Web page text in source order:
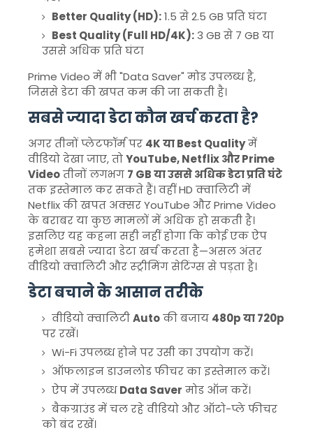
Better Quality (HD):1.5 से 2.5 GB प्रति घंटा
Best Quality (Full HD/4K):3 GB से 7 GB या
उससे अधिक प्रति घंटा
Prime Video में भी "Data Saver" मोड उपलब्ध है,
जिससे डेटा की खपत कम की जा सकती है।
सबसे ज्यादा डेटा कौन खर्च करता है?
अगर तीनों प्लेटफॉर्म पर 4K या Best Qualityमें
वीडियो देखा जाए, तोYouTube, Netflix और Prime
Videoतीनों लगभग 7 GB या उससे अधिक डेटा प्रति घंटे
तक इस्तेमाल कर सकते हैं। वहीं HD क्वालिटी में
Netflix की खपत अक्सर YouTube और Prime Video
के बराबर या कुछ मामलों में अधिक हो सकती है।
इसलिए यह कहना सही नहीं होगा कि कोई एक ऐप
हमेशा सबसे ज्यादा डेटा खर्च करता है—असल अंतर
वीडियो क्वालिटी और स्ट्रीमिंग सेटिंग्स से पड़ता है।
डेटा बचाने के आसान तरीके
वीडियो क्वालिटीAutoकी बजाय 480p या 720p
पर रखें।
Wi-Fi उपलब्ध होने पर उसी का उपयोग करें।
ऑफलाइन डाउनलोड फीचर का इस्तेमाल करें।
ऐप में उपलब्धData Saver मोड ऑन करें।
बैकग्राउंड में चल रहे वीडियो और ऑटो-प्ले फीचर
को बंद रखें।